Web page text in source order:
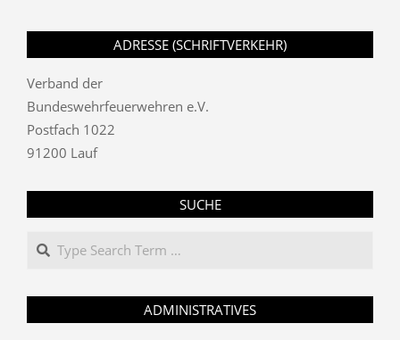
ADRESSE (SCHRIFTVERKEHR)
Verband der
Bundeswehrfeuerwehren e.V.
Postfach 1022
91200 Lauf
SUCHE
Search
ADMINISTRATIVES